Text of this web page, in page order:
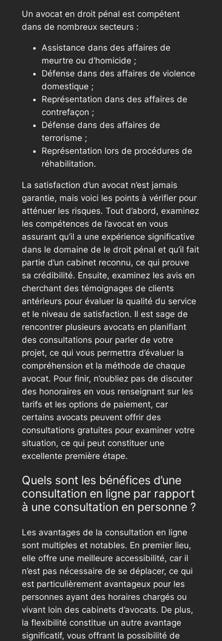
Un avocat en droit pénal est compétent
dans de nombreux secteurs :
Assistance dans des affaires de
meurtre ou d’homicide ;
Défense dans des affaires de violence
domestique ;
Représentation dans des affaires de
contrefaçon ;
Défense dans des affaires de
terrorisme ;
Représentation lors de procédures de
réhabilitation.
La satisfaction d’un avocat n’est jamais
garantie, mais voici les points à vérifier pour
atténuer les risques. Tout d’abord, examinez
les compétences de l’avocat en vous
assurant qu’il a une expérience significative
dans le domaine de le droit pénal et qu’il fait
partie d’un cabinet reconnu, ce qui prouve
sa crédibilité. Ensuite, examinez les avis en
cherchant des témoignages de clients
antérieurs pour évaluer la qualité du service
et le niveau de satisfaction. Il est sage de
rencontrer plusieurs avocats en planifiant
des consultations pour parler de votre
projet, ce qui vous permettra d’évaluer la
compréhension et la méthode de chaque
avocat. Pour finir, n’oubliez pas de discuter
des honoraires en vous renseignant sur les
tarifs et les options de paiement, car
certains avocats peuvent offrir des
consultations gratuites pour examiner votre
situation, ce qui peut constituer une
excellente première étape.
Quels sont les bénéfices d’une
consultation en ligne par rapport
à une consultation en personne ?
Les avantages de la consultation en ligne
sont multiples et notables. En premier lieu,
elle offre une meilleure accessibilité, car il
n’est pas nécessaire de se déplacer, ce qui
est particulièrement avantageux pour les
personnes ayant des horaires chargés ou
vivant loin des cabinets d’avocats. De plus,
la flexibilité constitue un autre avantage
significatif, vous offrant la possibilité de